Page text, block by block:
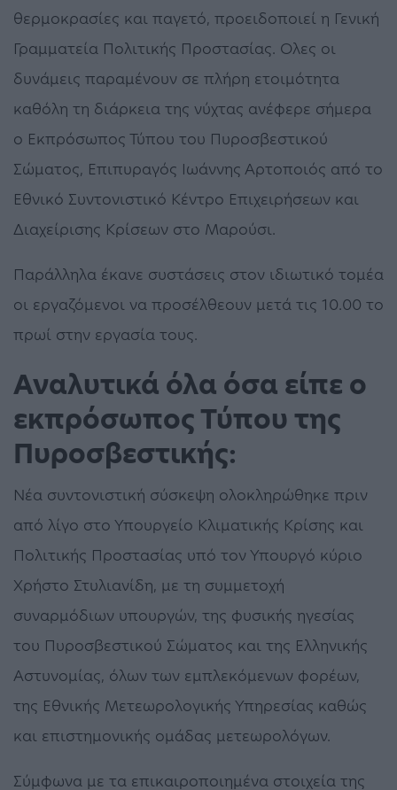
θερμοκρασίες και παγετό, προειδοποιεί η Γενική
Γραμματεία Πολιτικής Προστασίας. Ολες οι
δυνάμεις παραμένουν σε πλήρη ετοιμότητα
καθόλη τη διάρκεια της νύχτας ανέφερε σήμερα
ο Εκπρόσωπος Τύπου του Πυροσβεστικού
Σώματος, Επιπυραγός Ιωάννης Αρτοποιός από το
Εθνικό Συντονιστικό Κέντρο Επιχειρήσεων και
Διαχείρισης Κρίσεων στο Μαρούσι.
Παράλληλα έκανε συστάσεις στον ιδιωτικό τομέα
οι εργαζόμενοι να προσέλθεουν μετά τις 10.00 το
πρωί στην εργασία τους.
Αναλυτικά όλα όσα είπε ο
εκπρόσωπος Τύπου της
Πυροσβεστικής:
Νέα συντονιστική σύσκεψη ολοκληρώθηκε πριν
από λίγο στο Υπουργείο Κλιματικής Κρίσης και
Πολιτικής Προστασίας υπό τον Υπουργό κύριο
Χρήστο Στυλιανίδη, με τη συμμετοχή
συναρμόδιων υπουργών, της φυσικής ηγεσίας
του Πυροσβεστικού Σώματος και της Ελληνικής
Αστυνομίας, όλων των εμπλεκόμενων φορέων,
της Εθνικής Μετεωρολογικής Υπηρεσίας καθώς
και επιστημονικής ομάδας μετεωρολόγων.
Σύμφωνα με τα επικαιροποιημένα στοιχεία της